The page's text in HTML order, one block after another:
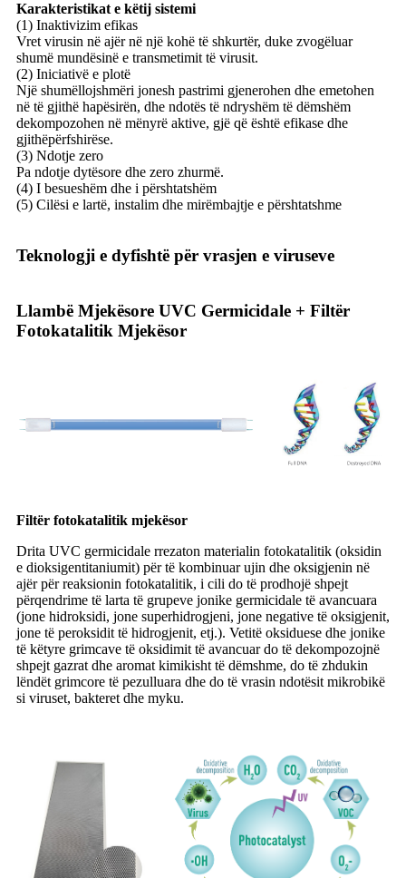
Karakteristikat e këtij sistemi
(1) Inaktivizim efikas
Vret virusin në ajër në një kohë të shkurtër, duke zvogëluar
shumë mundësinë e transmetimit të virusit.
(2) Iniciativë e plotë
Një shumëllojshmëri jonesh pastrimi gjenerohen dhe emetohen
në të gjithë hapësirën, dhe ndotës të ndryshëm të dëmshëm
dekompozohen në mënyrë aktive, gjë që është efikase dhe
gjithëpërfshirëse.
(3) Ndotje zero
Pa ndotje dytësore dhe zero zhurmë.
(4) I besueshëm dhe i përshtatshëm
(5) Cilësi e lartë, instalim dhe mirëmbajtje e përshtatshme
Teknologji e dyfishtë për vrasjen e viruseve
Llambë Mjekësore UVC Germicidale + Filtër
Fotokatalitik Mjekësor
Filtër fotokatalitik mjekësor
Drita UVC germicidale rrezaton materialin fotokatalitik (oksidin
e dioksigentitaniumit) për të kombinuar ujin dhe oksigjenin në
ajër për reaksionin fotokatalitik, i cili do të prodhojë shpejt
përqendrime të larta të grupeve jonike germicidale të avancuara
(jone hidroksidi, jone superhidrogjeni, jone negative të oksigjenit,
jone të peroksidit të hidrogjenit, etj.). Vetitë oksiduese dhe jonike
të këtyre grimcave të oksidimit të avancuar do të dekompozojnë
shpejt gazrat dhe aromat kimikisht të dëmshme, do të zhdukin
lëndët grimcore të pezulluara dhe do të vrasin ndotësit mikrobikë
si viruset, bakteret dhe myku.